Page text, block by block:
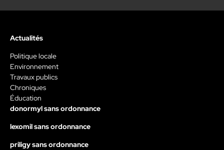
Actualités
Politique locale
Environnement
Travaux publics
Chroniques
Éducation
donormyl sans ordonnance
lexomil sans ordonnance
priligy sans ordonnance